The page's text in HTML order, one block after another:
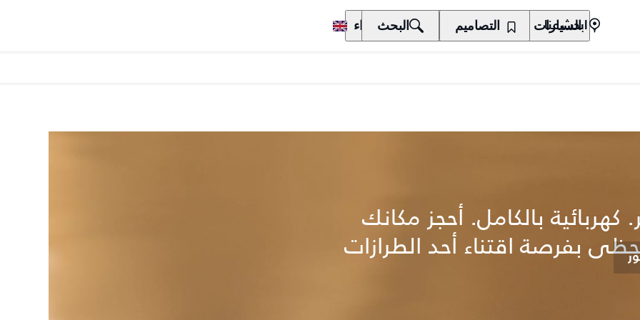
السيارات المالكون الاكتشاف الشراء ابحث عنا التصاميم البحث
بالكامل. أحجز مكانك
بفرصة اقتناء أحد الطرازات